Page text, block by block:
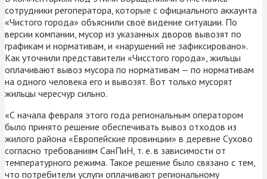
сотрудники регоператора, которые с официального аккаунта
«Чистого города» объяснили своё видение ситуации. По
версии компании, мусор из указанных дворов вывозят по
графикам и нормативам, и «нарушений не зафиксировано».
Как уточнили представители «Чисстого города», жильцы
оплачивают вывоз мусора по нормативам — по нормативам
на одного человека его и вывозят. Вот только мусорят
жильцы чересчур сильно.
«С начала февраля этого года региональным оператором
было принято решение обеспечивать вывоз отходов из
жилого района «Европейские провинции» в деревне Сухово
согласно требованиям СанПиН, т. е. в зависимости от
температурного режима. Такое решение было связано с тем,
что потребители услуги оплачивают региональному